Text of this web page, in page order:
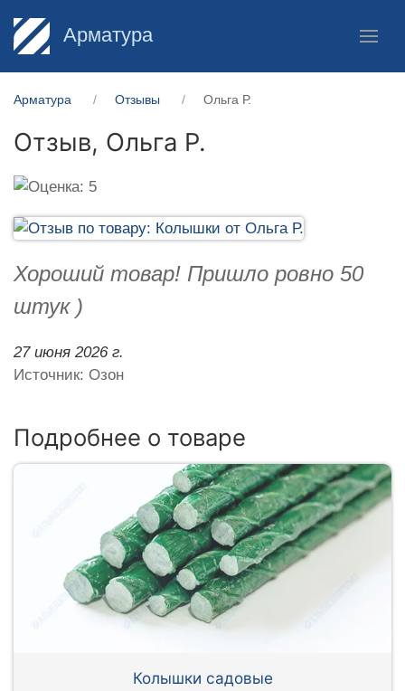
Арматура
Арматура Отзывы Ольга Р.
Отзыв, Ольга Р.
Хороший товар! Пришло ровно 50
штук )
27 июня 2026 г.
Источник: Озон
Подробнее о товаре
Колышки садовые